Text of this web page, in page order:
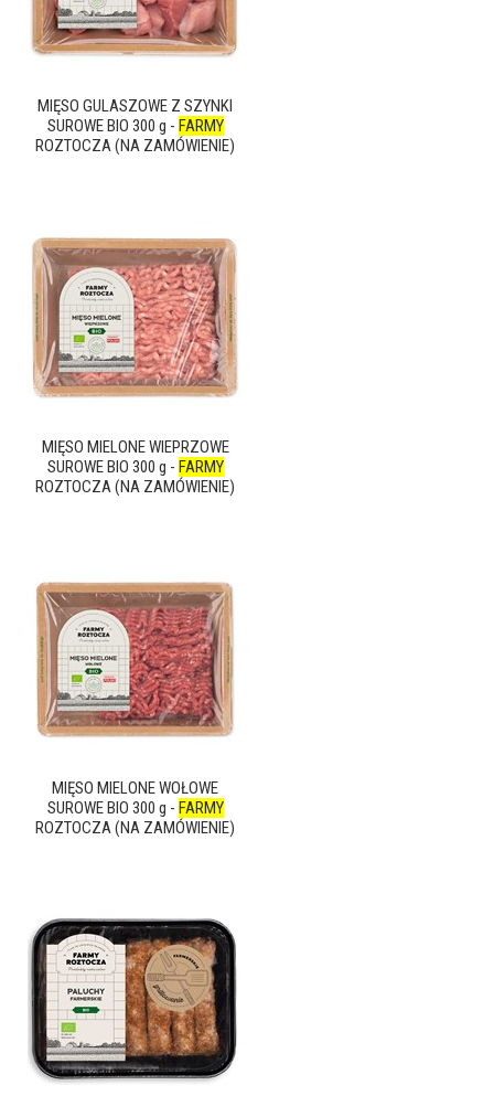
MIĘSO GULASZOWE Z SZYNKI
SUROWE BIO 300 g - FARMY
ROZTOCZA (NA ZAMÓWIENIE)
MIĘSO MIELONE WIEPRZOWE
SUROWE BIO 300 g - FARMY
ROZTOCZA (NA ZAMÓWIENIE)
MIĘSO MIELONE WOŁOWE
SUROWE BIO 300 g - FARMY
ROZTOCZA (NA ZAMÓWIENIE)